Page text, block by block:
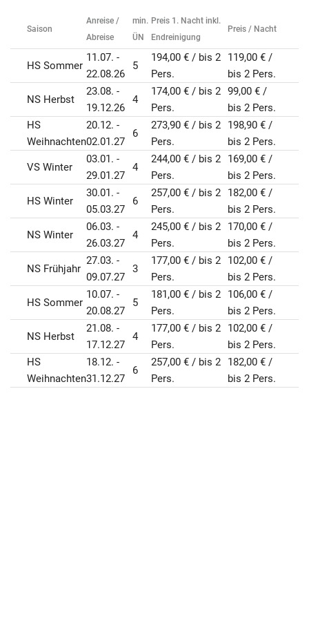
Saison
Anreise /
Abreise
min.
ÜN
Preis 1. Nacht inkl.
Endreinigung
Preis / Nacht
HS Sommer
11.07. -
22.08.26
5
194,00 € / bis 2
Pers.
119,00 € /
bis 2 Pers.
NS Herbst
23.08. -
19.12.26
4
174,00 € / bis 2
Pers.
99,00 € /
bis 2 Pers.
HS
Weihnachten
20.12. -
02.01.27
6
273,90 € / bis 2
Pers.
198,90 € /
bis 2 Pers.
VS Winter
03.01. -
29.01.27
4
244,00 € / bis 2
Pers.
169,00 € /
bis 2 Pers.
HS Winter
30.01. -
05.03.27
6
257,00 € / bis 2
Pers.
182,00 € /
bis 2 Pers.
NS Winter
06.03. -
26.03.27
4
245,00 € / bis 2
Pers.
170,00 € /
bis 2 Pers.
NS Frühjahr
27.03. -
09.07.27
3
177,00 € / bis 2
Pers.
102,00 € /
bis 2 Pers.
HS Sommer
10.07. -
20.08.27
5
181,00 € / bis 2
Pers.
106,00 € /
bis 2 Pers.
NS Herbst
21.08. -
17.12.27
4
177,00 € / bis 2
Pers.
102,00 € /
bis 2 Pers.
HS
Weihnachten
18.12. -
31.12.27
6
257,00 € / bis 2
Pers.
182,00 € /
bis 2 Pers.